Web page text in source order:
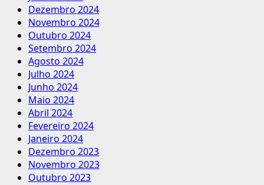
Dezembro 2024
Novembro 2024
Outubro 2024
Setembro 2024
Agosto 2024
Julho 2024
Junho 2024
Maio 2024
Abril 2024
Fevereiro 2024
Janeiro 2024
Dezembro 2023
Novembro 2023
Outubro 2023